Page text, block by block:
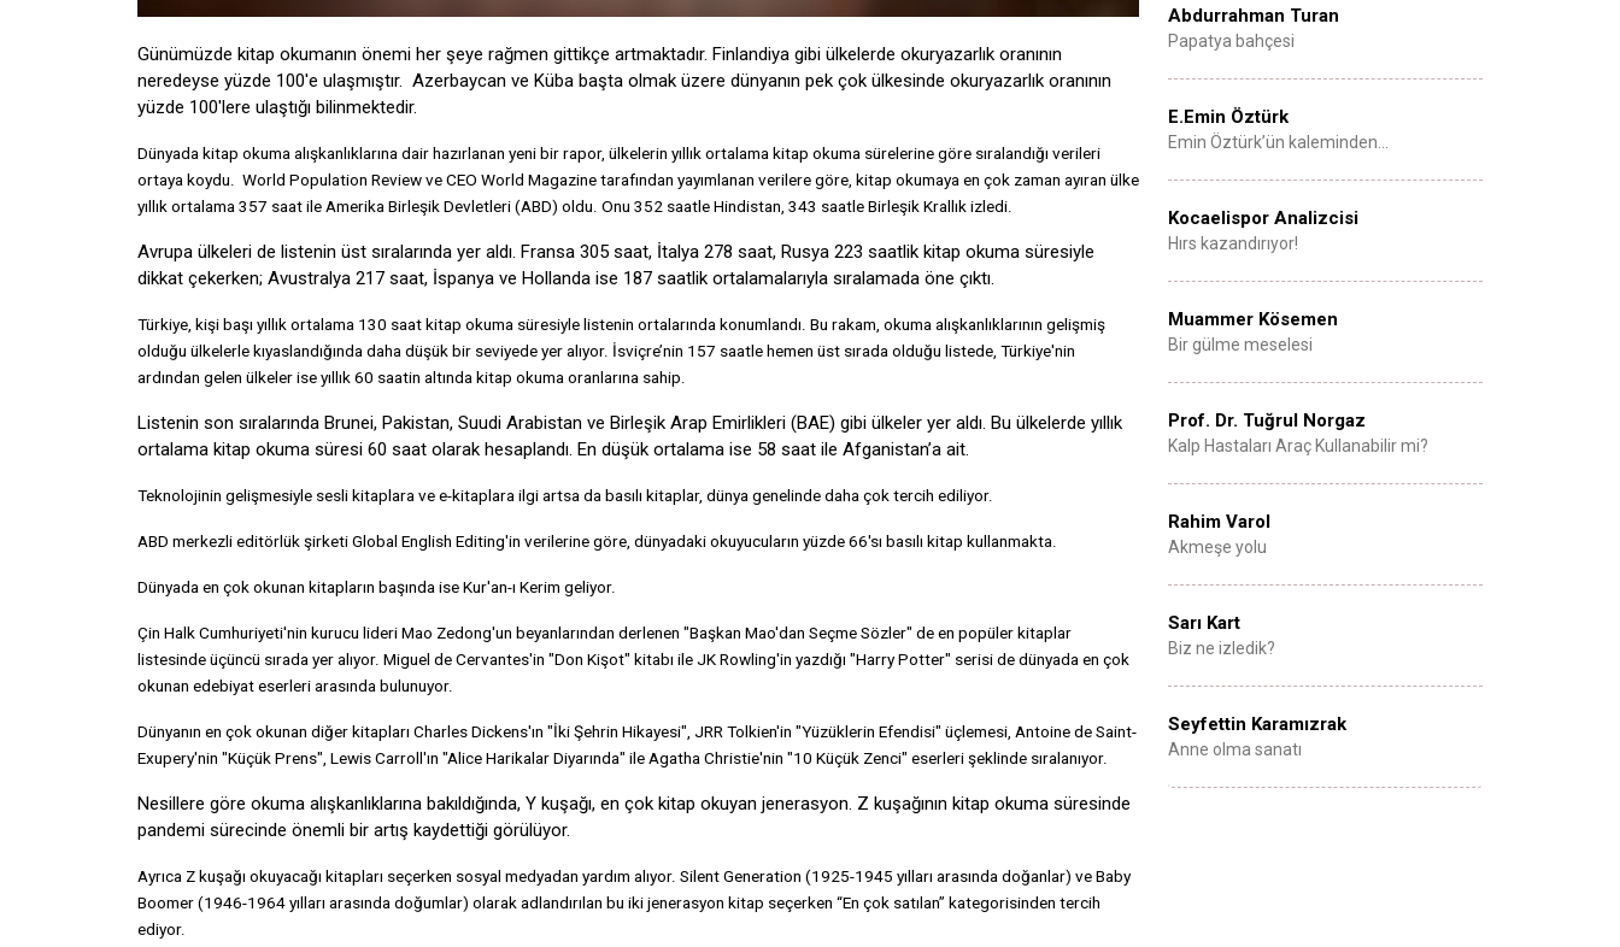
Günümüzde kitap okumanın önemi her şeye rağmen gittikçe artmaktadır. Finlandiya gibi ülkelerde okuryazarlık oranının
neredeyse yüzde 100'e ulaşmıştır. Azerbaycan ve Küba başta olmak üzere dünyanın pek çok ülkesinde okuryazarlık oranının
yüzde 100'lere ulaştığı bilinmektedir.
Dünyada kitap okuma alışkanlıklarına dair hazırlanan yeni bir rapor, ülkelerin yıllık ortalama kitap okuma sürelerine göre sıralandığı verileri
ortaya koydu. World Population Review ve CEO World Magazine tarafından yayımlanan verilere göre, kitap okumaya en çok zaman ayıran ülke
yıllık ortalama 357 saat ile Amerika Birleşik Devletleri (ABD) oldu. Onu 352 saatle Hindistan, 343 saatle Birleşik Krallık izledi.
Avrupa ülkeleri de listenin üst sıralarında yer aldı. Fransa 305 saat, İtalya 278 saat, Rusya 223 saatlik kitap okuma süresiyle
dikkat çekerken; Avustralya 217 saat, İspanya ve Hollanda ise 187 saatlik ortalamalarıyla sıralamada öne çıktı.
Türkiye, kişi başı yıllık ortalama 130 saat kitap okuma süresiyle listenin ortalarında konumlandı. Bu rakam, okuma alışkanlıklarının gelişmiş
olduğu ülkelerle kıyaslandığında daha düşük bir seviyede yer alıyor. İsviçre’nin 157 saatle hemen üst sırada olduğu listede, Türkiye'nin
ardından gelen ülkeler ise yıllık 60 saatin altında kitap okuma oranlarına sahip.
Listenin son sıralarında Brunei, Pakistan, Suudi Arabistan ve Birleşik Arap Emirlikleri (BAE) gibi ülkeler yer aldı. Bu ülkelerde yıllık
ortalama kitap okuma süresi 60 saat olarak hesaplandı. En düşük ortalama ise 58 saat ile Afganistan’a ait.
Teknolojinin gelişmesiyle sesli kitaplara ve e-kitaplara ilgi artsa da basılı kitaplar, dünya genelinde daha çok tercih ediliyor.
ABD merkezli editörlük şirketi Global English Editing'in verilerine göre, dünyadaki okuyucuların yüzde 66'sı basılı kitap kullanmakta.
Dünyada en çok okunan kitapların başında ise Kur'an-ı Kerim geliyor.
Çin Halk Cumhuriyeti'nin kurucu lideri Mao Zedong'un beyanlarından derlenen "Başkan Mao'dan Seçme Sözler" de en popüler kitaplar
listesinde üçüncü sırada yer alıyor. Miguel de Cervantes'in "Don Kişot" kitabı ile JK Rowling'in yazdığı "Harry Potter" serisi de dünyada en çok
okunan edebiyat eserleri arasında bulunuyor.
Dünyanın en çok okunan diğer kitapları Charles Dickens'ın "İki Şehrin Hikayesi", JRR Tolkien'in "Yüzüklerin Efendisi" üçlemesi, Antoine de Saint-
Exupery'nin "Küçük Prens", Lewis Carroll'ın "Alice Harikalar Diyarında" ile Agatha Christie'nin "10 Küçük Zenci" eserleri şeklinde sıralanıyor.
Nesillere göre okuma alışkanlıklarına bakıldığında, Y kuşağı, en çok kitap okuyan jenerasyon. Z kuşağının kitap okuma süresinde
pandemi sürecinde önemli bir artış kaydettiği görülüyor.
Ayrıca Z kuşağı okuyacağı kitapları seçerken sosyal medyadan yardım alıyor. Silent Generation (1925-1945 yılları arasında doğanlar) ve Baby
Boomer (1946-1964 yılları arasında doğumlar) olarak adlandırılan bu iki jenerasyon kitap seçerken “En çok satılan” kategorisinden tercih
ediyor.
Abdurrahman Turan
Papatya bahçesi
E.Emin Öztürk
Emin Öztürk’ün kaleminden…
Kocaelispor Analizcisi
Hırs kazandırıyor!
Muammer Kösemen
Bir gülme meselesi
Prof. Dr. Tuğrul Norgaz
Kalp Hastaları Araç Kullanabilir mi?
Rahim Varol
Akmeşe yolu
Sarı Kart
Biz ne izledik?
Seyfettin Karamızrak
Anne olma sanatı